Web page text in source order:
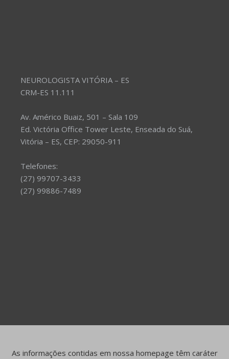
NEUROLOGISTA VITÓRIA – ES
CRM-ES 11.111
Av. Américo Buaiz, 501 – Sala 109
Ed. Victória Office Tower Leste, Enseada do Suá,
Vitória – ES, CEP: 29050-911
Telefones:
(27) 99707-3433
(27) 99886-7489
As informações contidas em nossa homepage têm caráter